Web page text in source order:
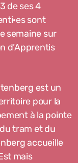
de ses 4
sont
semaine sur
d’Apprentis
est un
pour la
à la pointe
tram et du
accueille
mais